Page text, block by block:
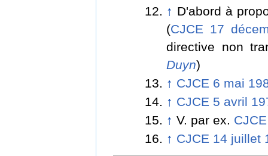
↑ D'abord à
(CJCE 17
directive non
Duyn)
↑ CJCE 6 mai
↑ CJCE 5 avril
↑ V. par ex.
↑ CJCE 14 juillet